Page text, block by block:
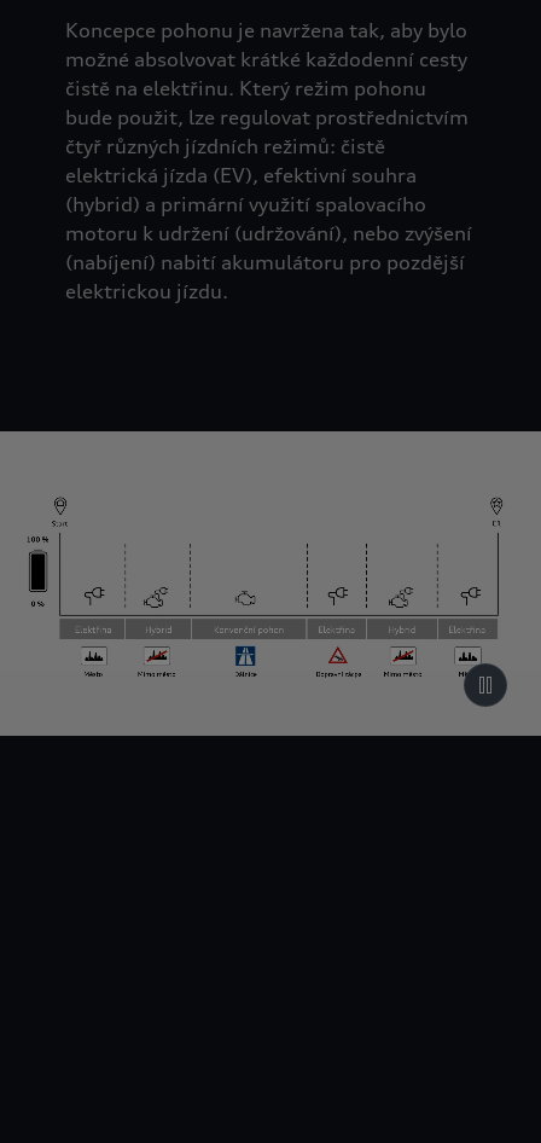
Koncepce pohonu je navržena tak, aby bylo
možné absolvovat krátké každodenní cesty
čistě na elektřinu. Který režim pohonu
bude použit, lze regulovat prostřednictvím
čtyř různých jízdních režimů: čistě
elektrická jízda (EV), efektivní souhra
(hybrid) a primární využití spalovacího
motoru k udržení (udržování), nebo zvýšení
(nabíjení) nabití akumulátoru pro pozdější
elektrickou jízdu.